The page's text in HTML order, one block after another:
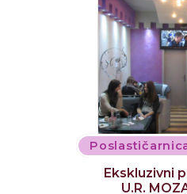
Ekskluzivni
U.R.